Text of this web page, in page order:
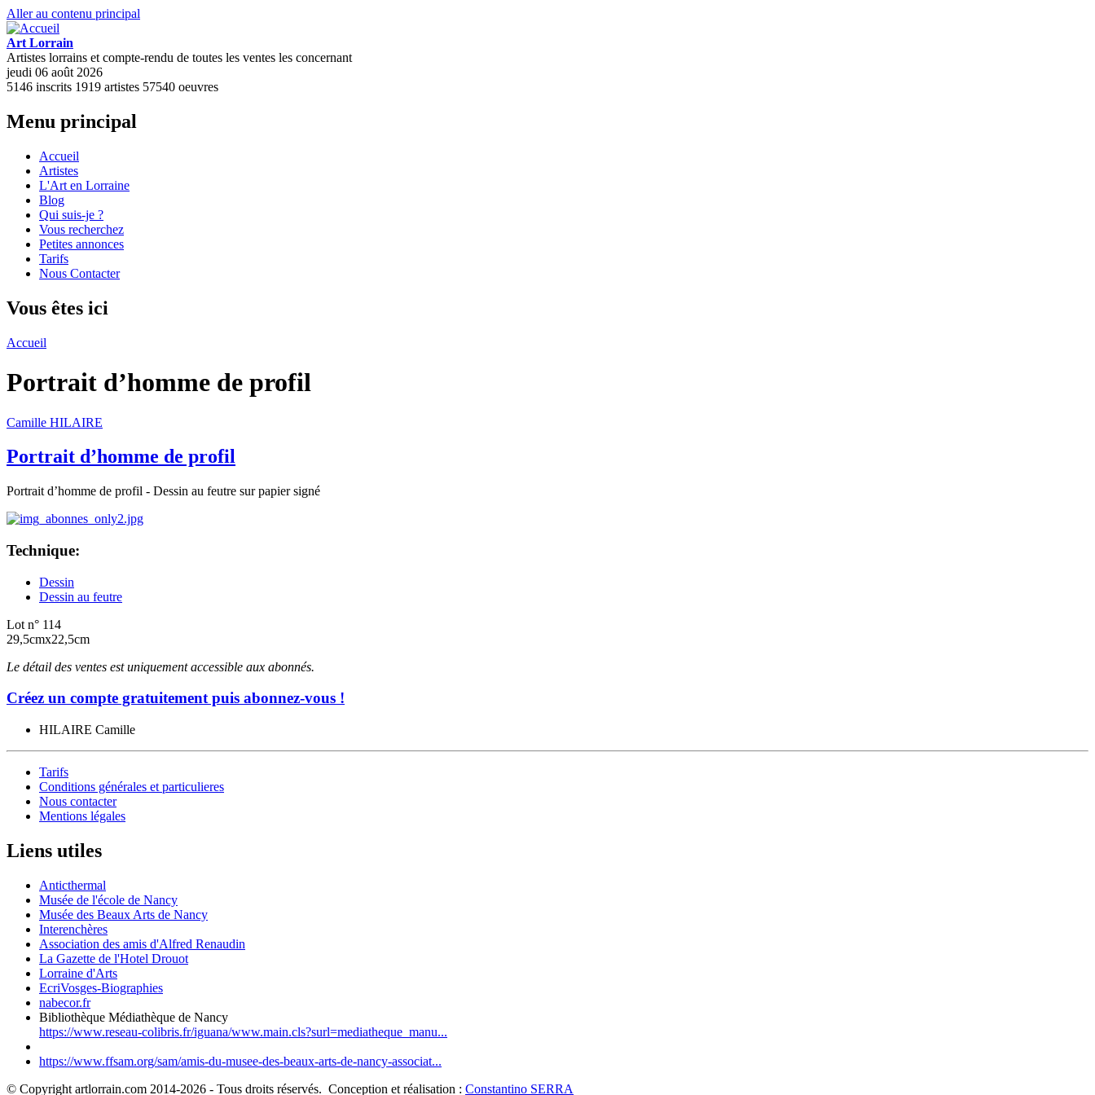
Aller au contenu principal
Art Lorrain
Artistes lorrains et compte-rendu de toutes les ventes les concernant
jeudi 06 août 2026
5146 inscrits 1919 artistes 57540 oeuvres
Menu principal
Accueil
Artistes
L'Art en Lorraine
Blog
Qui suis-je ?
Vous recherchez
Petites annonces
Tarifs
Nous Contacter
Vous êtes ici
Accueil
Portrait d’homme de profil
Camille HILAIRE
Portrait d’homme de profil
Portrait d’homme de profil - Dessin au feutre sur papier signé
Technique:
Dessin
Dessin au feutre
Lot n° 114
29,5cmx22,5cm
Le détail des ventes est uniquement accessible aux abonnés.
Créez un compte gratuitement puis abonnez-vous !
HILAIRE Camille
Tarifs
Conditions générales et particulieres
Nous contacter
Mentions légales
Liens utiles
Anticthermal
Musée de l'école de Nancy
Musée des Beaux Arts de Nancy
Interenchères
Association des amis d'Alfred Renaudin
La Gazette de l'Hotel Drouot
Lorraine d'Arts
EcriVosges-Biographies
nabecor.fr
Bibliothèque Médiathèque de Nancy
https://www.reseau-colibris.fr/iguana/www.main.cls?surl=mediatheque_manu...
https://www.ffsam.org/sam/amis-du-musee-des-beaux-arts-de-nancy-associat...
© Copyright artlorrain.com 2014-2026 - Tous droits réservés. Conception et réalisation : Constantino SERRA